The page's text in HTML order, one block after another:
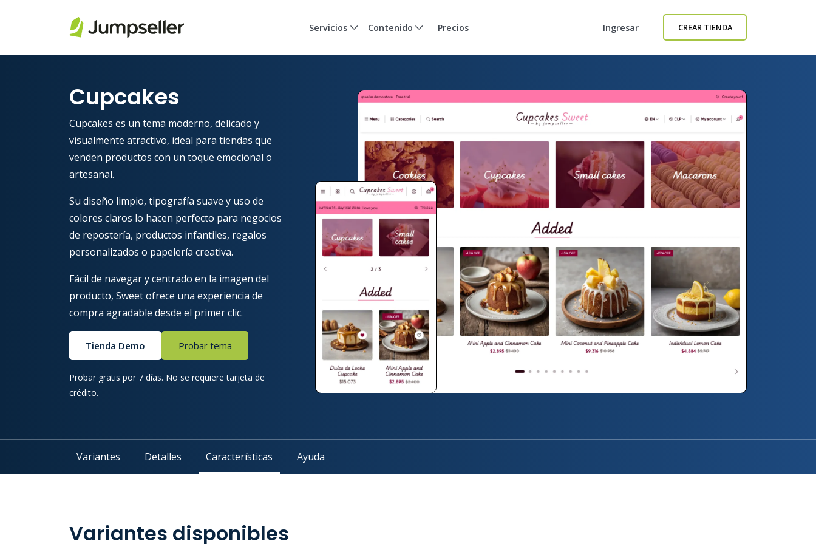
Servicios Contenido Precios Ingresar CREAR TIENDA
Cupcakes
Cupcakes es un tema moderno, delicado y
visualmente atractivo, ideal para tiendas que
venden productos con un toque emocional o
artesanal.
Su diseño limpio, tipografía suave y uso de
colores claros lo hacen perfecto para negocios
de repostería, productos infantiles, regalos
personalizados o papelería creativa.
Fácil de navegar y centrado en la imagen del
producto, Sweet ofrece una experiencia de
compra agradable desde el primer clic.
Tienda Demo Probar tema
Probar gratis por 7 días. No se requiere tarjeta de
crédito.
Variantes Detalles Características Ayuda
Variantes disponibles